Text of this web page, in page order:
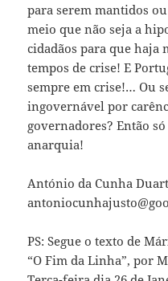
para serem mantidos
meio que não seja a
cidadãos para que haja
tempos de crise! E
sempre em crise!… Ou
ingovernável por
governadores? Então
anarquia!
António da Cunha
PS: Segue o texto de
“O Fim da Linha”, por